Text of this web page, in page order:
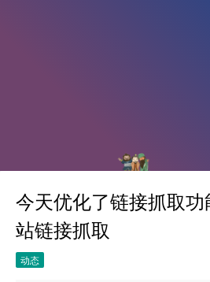
今天优化了链接抓取
站链接抓取
动态